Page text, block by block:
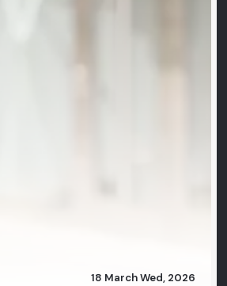
18 March Wed, 2026